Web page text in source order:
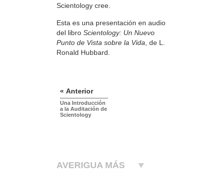
Scientology cree.
Esta es una presentación en audio
del libro Scientology: Un Nuevo
Punto de Vista sobre la Vida , de L.
Ronald Hubbard.
« Anterior
Una Introducción
a la Auditación de
Scientology
AVERIGUA MÁS